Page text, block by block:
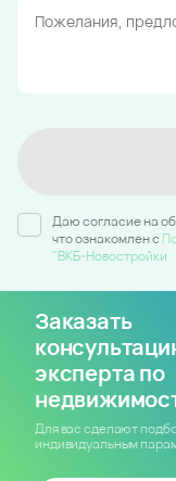
Даю согласие на
что ознакомлен c
"ВКБ-Новостройки
Заказать
эксперта по
Для вас сделают
индивидуальным